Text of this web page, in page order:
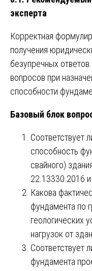
эксперта
Корректная
получения
безупречных
вопросов при
способности
Базовый блок
Соответствует
способность
свайного)
22.13330.2016
Какова
фундамента по
геологических
нагрузок от
Соответствует
фундамента